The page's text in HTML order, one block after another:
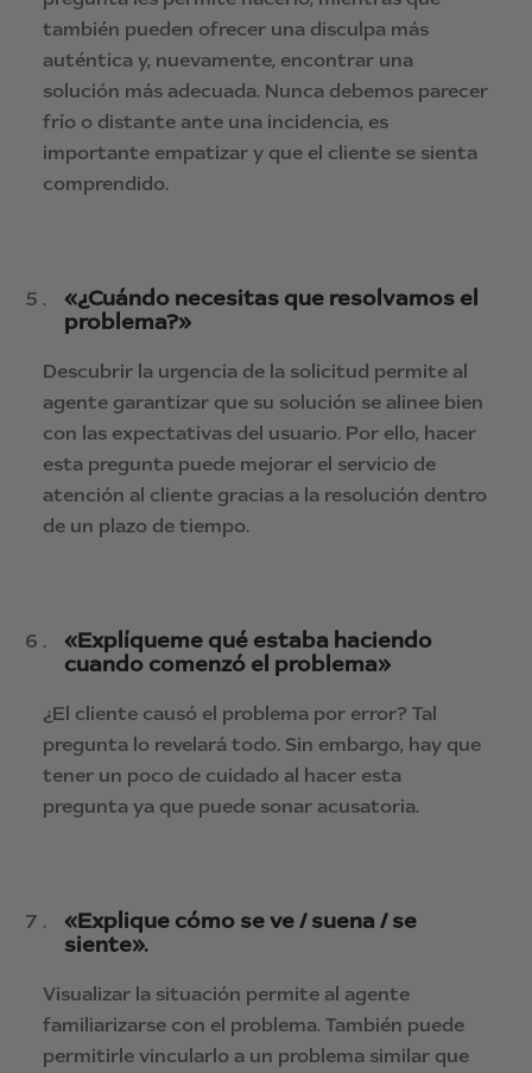
también pueden ofrecer una disculpa más
auténtica y, nuevamente, encontrar una
solución más adecuada. Nunca debemos parecer
frío o distante ante una incidencia, es
importante empatizar y que el cliente se sienta
comprendido.
«¿Cuándo necesitas que resolvamos el
problema?»
Descubrir la urgencia de la solicitud permite al
agente garantizar que su solución se alinee bien
con las expectativas del usuario. Por ello, hacer
esta pregunta puede mejorar el servicio de
atención al cliente gracias a la resolución dentro
de un plazo de tiempo.
«Explíqueme qué estaba haciendo
cuando comenzó el problema»
¿El cliente causó el problema por error? Tal
pregunta lo revelará todo. Sin embargo, hay que
tener un poco de cuidado al hacer esta
pregunta ya que puede sonar acusatoria.
«Explique cómo se ve / suena / se
siente».
Visualizar la situación permite al agente
familiarizarse con el problema. También puede
permitirle vincularlo a un problema similar que